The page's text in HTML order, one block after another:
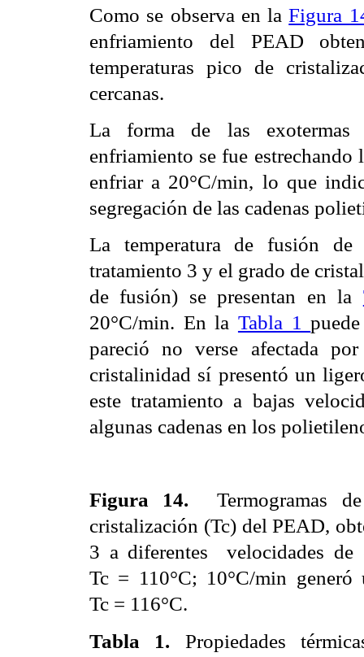
Como se observa en laFigura
enfriamiento del PEAD
temperaturas pico de
cercanas.
La forma de las exotermas
enfriamiento se fue
enfriar a 20°C/min, lo que
segregación de las cadenas
La temperatura de fusión de
tratamiento 3 y el grado de
de fusión) se presentan en la
20°C/min. En la Tabla 1
pareció no verse afectada
cristalinidad sí presentó un
este tratamiento a bajas
algunas cadenas en los
Figura 14.
Termogramas
cristalización (Tc) del PEAD,
3 a diferentes
velocidades
Tc = 110°C; 10°C/min
Tc = 116°C.
Tabla 1. Propiedades